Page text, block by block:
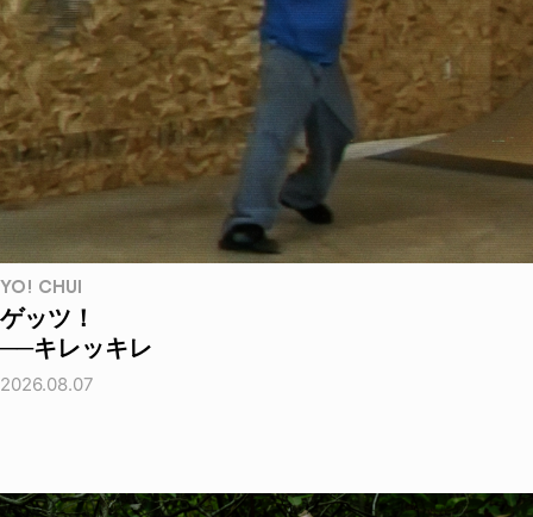
YO! CHUI
ゲッツ！
──キレッキレ
2026.08.07